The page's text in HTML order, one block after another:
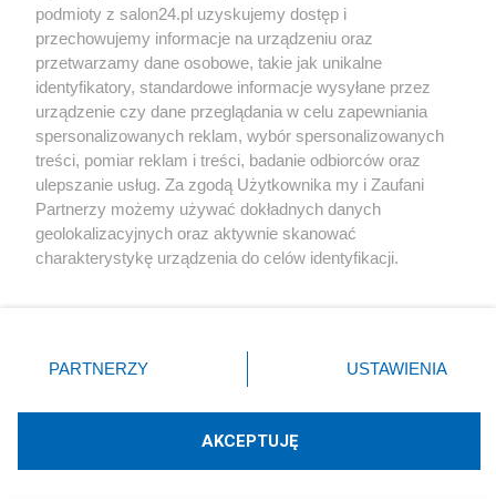
Społeczeństwo
Kultura
X Facebook Instagram Youtube
Technologię dostarcza:W3media.pl
podmioty z salon24.pl uzyskujemy dostęp i
przechowujemy informacje na urządzeniu oraz
przetwarzamy dane osobowe, takie jak unikalne
identyfikatory, standardowe informacje wysyłane przez
urządzenie czy dane przeglądania w celu zapewniania
spersonalizowanych reklam, wybór spersonalizowanych
treści, pomiar reklam i treści, badanie odbiorców oraz
ulepszanie usług. Za zgodą Użytkownika my i Zaufani
Partnerzy możemy używać dokładnych danych
geolokalizacyjnych oraz aktywnie skanować
charakterystykę urządzenia do celów identyfikacji.
zmienić/wycofać klikając przycisk ustawień prywatności
znajdujący się w lewym dolnym rogu strony
rodzaje przetwarzania danych nie wymagają zgody
użytkownika, ale masz prawo sprzeciwić się takiemu
PARTNERZY USTAWIENIA
AKCEPTUJĘ